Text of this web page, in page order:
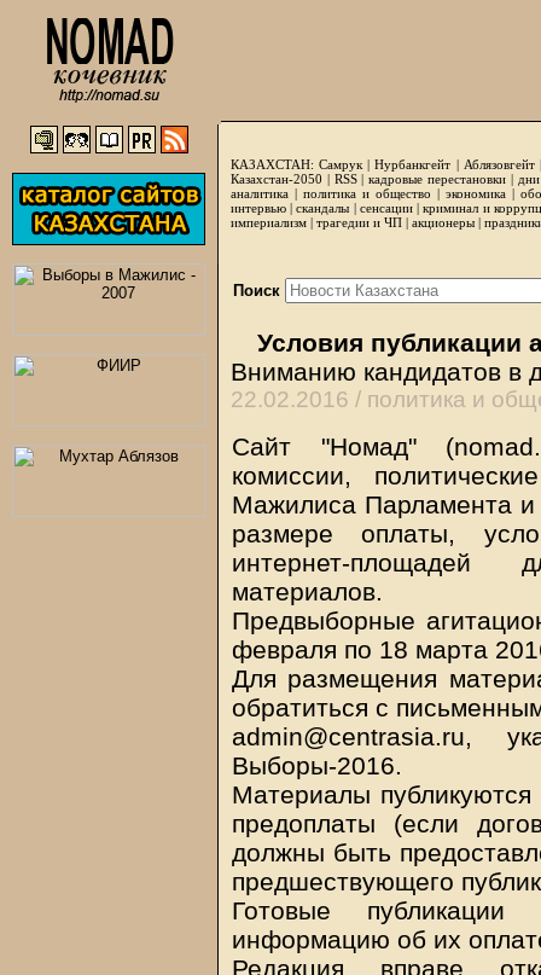
КАЗАХСТАН: Самрук |Нурбанкгейт | Аблязовгейт
Казахстан-2050 | RSS|кадровые перестановки|
аналитика | политика и общество | экономика |
интервью |скандалы | сенсации|криминал и
империализм | трагедии и ЧП | акционеры |
Поиск
Условия публикации
Вниманию кандидатов в
22.02.2016 / политика и
Сайт "Номад"
комиссии,
Мажилиса Парламента и
размере оплаты,
интернет-площадей
материалов.
Предвыборные
февраля по 18 марта
Для размещения
обратиться с
admin@centrasia.ru,
Выборы-2016.
Материалы
предоплаты (если
должны быть
предшествующего
Готовые публикации
информацию об их
Редакция вправе